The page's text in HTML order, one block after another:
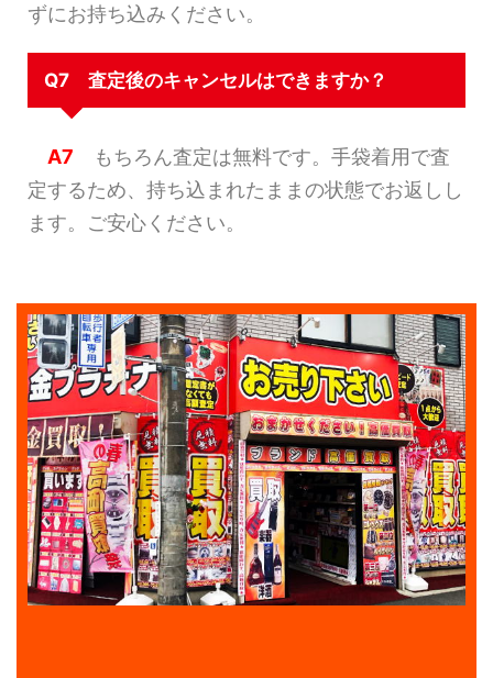
ずにお持ち込みください。
Q7 査定後のキャンセルはできますか？
A7 もちろん査定は無料です。手袋着用で査
定するため、持ち込まれたままの状態でお返しし
ます。ご安心ください。